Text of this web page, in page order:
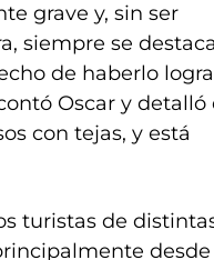
grave y, sin ser
siempre se
de haberlo
Oscar y detalló
con tejas, y está
turistas de
desde